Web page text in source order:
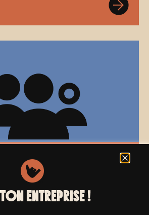
communication de la
de 09h00 à 12h00
ENTREPRISE !